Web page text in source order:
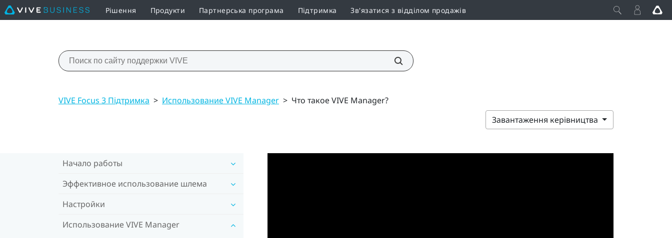
Рішення Продукти Партнерська програма Підтримка Зв'язатися з відділом продажів
VIVE Focus 3 Підтримка > Использование VIVE Manager > Что такое VIVE Manager?
Завантаження керівництва
Начало работы
Эффективное использование шлема
Настройки
Использование VIVE Manager